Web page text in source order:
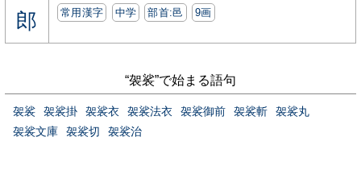
郎 常用漢字 中学 部首:⾢ 9画
“袈裟”で始まる語句
袈裟 袈裟掛 袈裟衣 袈裟法衣 袈裟御前 袈裟斬
袈裟丸
袈裟文庫
袈裟切 袈裟治